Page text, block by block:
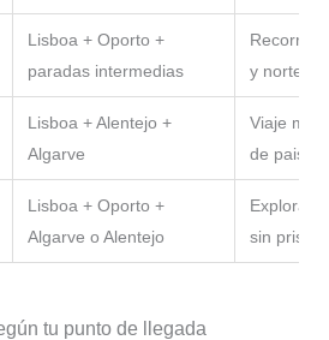
Lisboa + Oporto +
paradas intermedias
y norte
Lisboa + Alentejo +
Algarve
Viaje
de
Lisboa + Oporto +
Algarve o Alentejo
Explorar
sin prisas
tu punto de llegada